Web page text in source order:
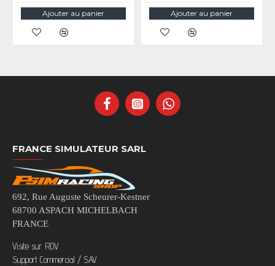
Ajouter au panier Ajouter au panier
FRANCE SIMULATEUR SARL
692, Rue Auguste Scheurer-Kestner
68700 ASPACH MICHELBACH
FRANCE
Visite sur RDV
Support Commercial / SAV